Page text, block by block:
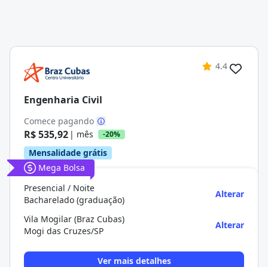
4.4
Engenharia Civil
Comece pagando
R$ 535,92 | mês -20%
Mensalidade grátis
Mega Bolsa
Presencial / Noite
Bacharelado (graduação)
Alterar
Vila Mogilar (Braz Cubas)
Mogi das Cruzes/SP
Alterar
Ver mais detalhes